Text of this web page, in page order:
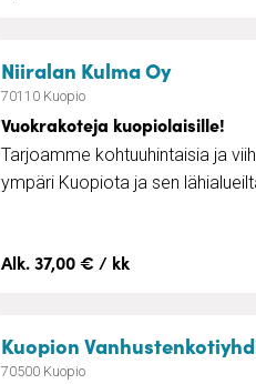
Niiralan Kulma Oy–
70110 Kuopio
Vuokrakoteja kuopiolaisille!
Tarjoamme kohtuuhintaisia ja
ympäri Kuopiota ja sen
Alk. 37,00 € / kk
Kuopion
70500 Kuopio